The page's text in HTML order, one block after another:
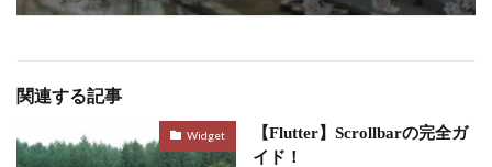
関連する記事
Widget
​【Flutter】Scrollbarの完全ガ
イド！